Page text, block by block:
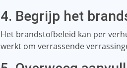
4. Begrijp het
Het brandstofbeleid kan per
werkt om verrassende